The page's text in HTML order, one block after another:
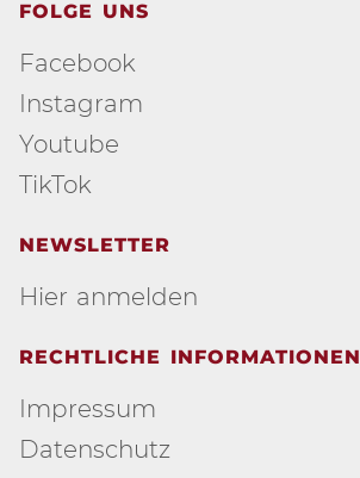
FOLGE UNS
Facebook
Instagram
Youtube
TikTok
NEWSLETTER
Hier anmelden
RECHTLICHE INFORMATIONEN
Impressum
Datenschutz